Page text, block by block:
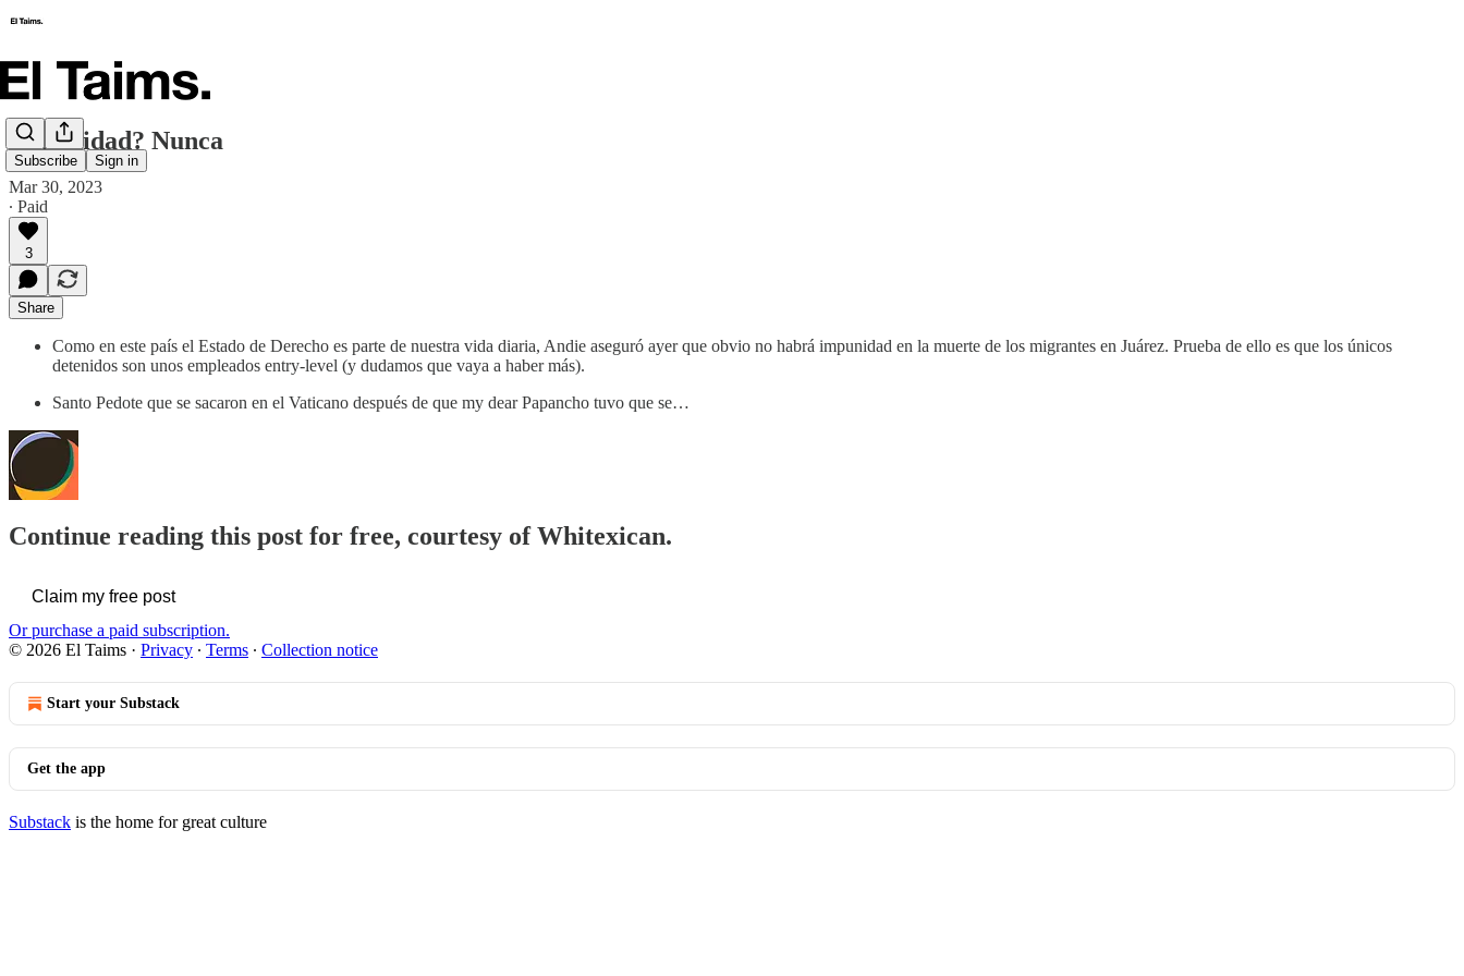
Subscribe Sign in
Impunidad? Nunca
Mar 30, 2023
∙ Paid
3
Share
Como en este país el Estado de Derecho es parte de nuestra vida diaria, Andie aseguró ayer que obvio no habrá impunidad en la muerte de los migrantes en Juárez. Prueba de ello es que los únicos
detenidos son unos empleados entry-level (y dudamos que vaya a haber más).
Santo Pedote que se sacaron en el Vaticano después de que my dear Papancho tuvo que se…
Continue reading this post for free, courtesy of Whitexican.
Claim my free post
Or purchase a paid subscription.
© 2026 El Taims · Privacy ∙ Terms ∙ Collection notice
Start your Substack
Get the app
Substack is the home for great culture